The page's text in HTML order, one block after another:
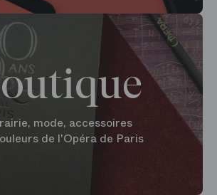
mode, accessoires
de l'Opéra de Paris